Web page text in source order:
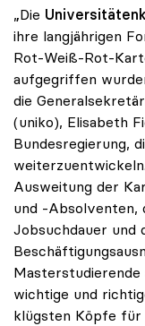
„Die
ihre langjährigen
Rot-Weiß-Rot-
aufgegriffen
die
(uniko), Elisabeth
Bundesregierung,
Ausweitung der
und -Absolventen,
Jobsuchdauer und
Masterstudierende
wichtige und
klügsten Köpfe